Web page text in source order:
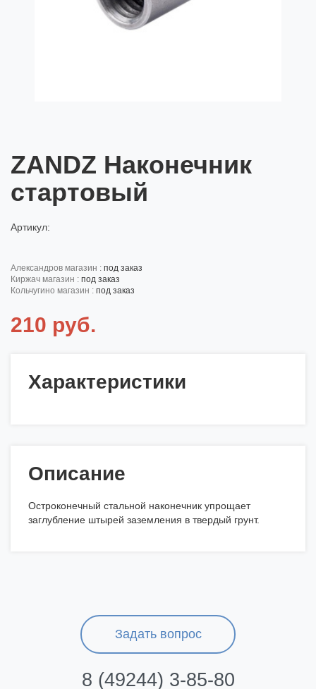
ZANDZ Наконечник
стартовый
Артикул:
александров магазин : под заказ
киржач магазин : под заказ
кольчугино магазин : под заказ
210 руб.
Характеристики
Описание
Остроконечный стальной наконечник упрощает
заглубление штырей заземления в твердый грунт.
Задать вопрос
8 (49244) 3-85-80